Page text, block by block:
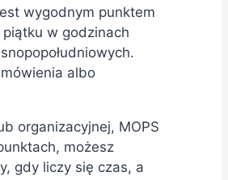
wygodnym punktem
piątku w godzinach
albo
organizacyjnej, MOPS
możesz
gdy liczy się czas, a